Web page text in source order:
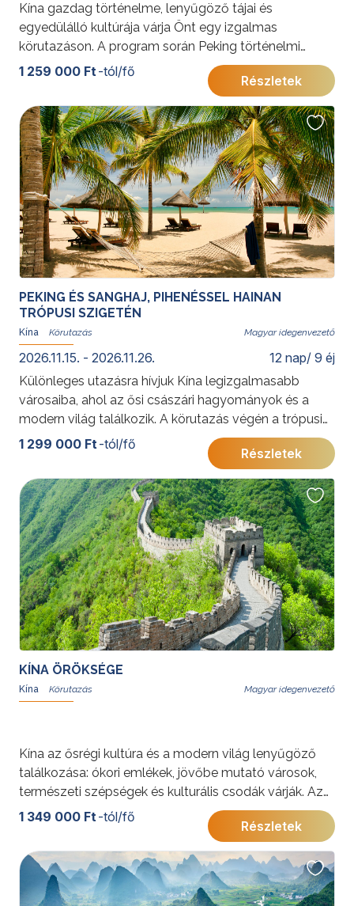
Kína gazdag történelme, lenyűgöző tájai és
egyedülálló kultúrája várja Önt egy izgalmas
körutazáson. A program során Peking történelmi
csodái, a Kínai Nagy Fal, Xi’an terrakotta hadserege,
Zhangjiajie természeti szépségei és Sanghaj modern
látványosságai teszik felejthetetlenné az élményt.
Merüljön el a helyi kultúrában és gasztronómiában a
program során!
További érdekességekért Kínáról kattintson ide.
1 259 000 Ft -tól/fő
Részletek
PEKING ÉS SANGHAJ, PIHENÉSSEL HAINAN
TRÓPUSI SZIGETÉN
Kína Magyar idegenvezető
2026.11.15. - 2026.11.26. 12 nap/ 9 éj
Különleges utazásra hívjuk Kína legizgalmasabb
városaiba, ahol az ősi császári hagyományok és a
modern világ találkozik. A körutazás végén a trópusi
Hainan-sziget várja utasainkat: Kína „keleti Hawaiija”,
amely hófehér homokos partjaival, türkizkék öbleivel
és buja növényzetével a teljes kikapcsolódás
tökéletes helyszíne. A festői Yalong-öbölben eltöltött
napok méltó lezárását adják az élményekben gazdag
körutazásnak.
További érdekességekért Kínáról kattintson ide.
1 299 000 Ft -tól/fő
Részletek
KÍNA ÖRÖKSÉGE
Kína Magyar idegenvezető
Kína az ősrégi kultúra és a modern világ lenyűgöző
találkozása: ókori emlékek, jövőbe mutató városok,
természeti szépségek és kulturális csodák várják. Az
utazás során Peking, Sanghaj, Xi’an, Hangzhou, Suzhou
és Wuzhen tárja fel e különleges ország időtlen
értékeit.
További érdekességekért Kínáról kattintson
ide.
1 349 000 Ft -tól/fő
Részletek